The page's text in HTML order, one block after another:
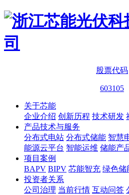
股票代码
603105
关于芯能
企业介绍 创新历程 技术研发
产品技术与服务
分布式电站 分布式储能 智慧
能源云平台 智能运维 储能产
项目案例
BAPV BIPV 芯能智充 绿色储
投资者关系
公司治理 当前行情 互动问答